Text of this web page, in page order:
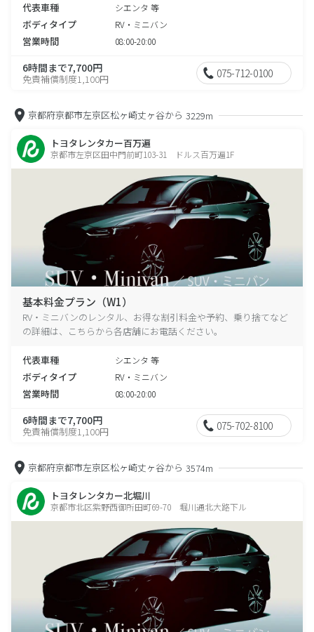
代表車種 シエンタ 等
ボディタイプ RV・ミニバン
営業時間 08:00-20:00
6時間まで7,700円
免責補償制度1,100円 075-712-0100
京都府京都市左京区松ヶ崎丈ヶ谷から 3229m
トヨタレンタカー百万遍
京都市左京区田中門前町103-31 ドルス百万遍1F
基本料金プラン（W1）
RV・ミニバンのレンタル、お得な割引料金や予約、乗り捨てなど
の詳細は、こちらから各店舗にお電話ください。
代表車種 シエンタ 等
ボディタイプ RV・ミニバン
営業時間 08:00-20:00
6時間まで7,700円
免責補償制度1,100円 075-702-8100
京都府京都市左京区松ヶ崎丈ヶ谷から 3574m
トヨタレンタカー北堀川
京都市北区紫野西御所田町69-70 堀川通北大路下ル